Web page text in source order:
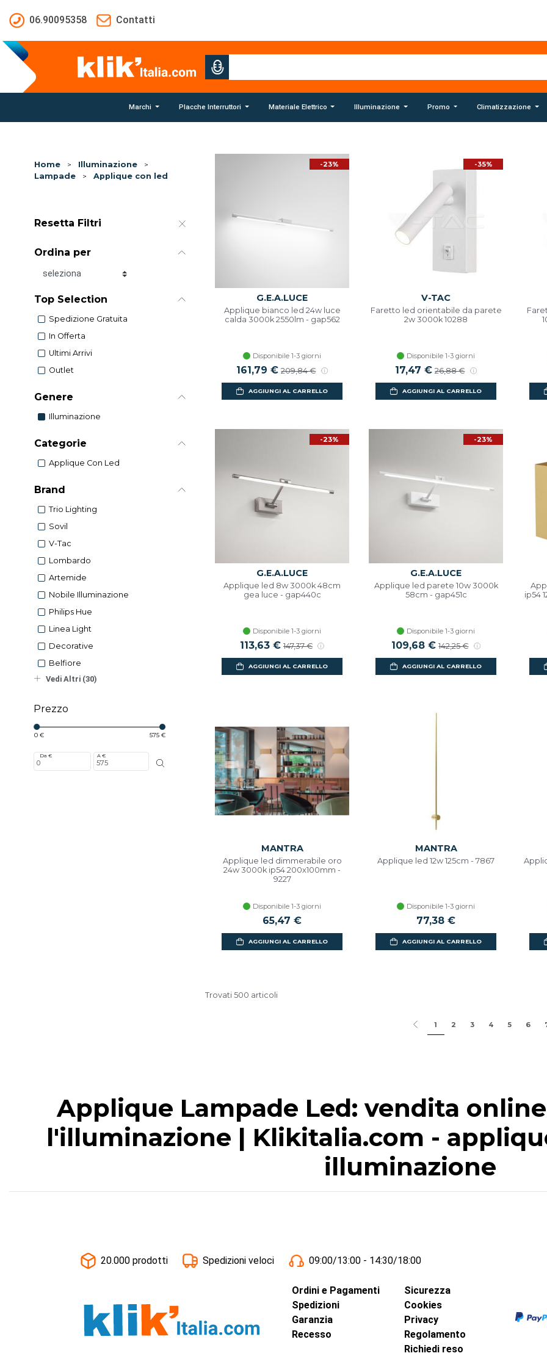
06.90095358
Contatti
Marchi Placche Interruttori Materiale Elettrico Illuminazione Promo Climatizzazione
Home > Illuminazione
>
Lampade
> Applique con led
Resetta Filtri
Ordina per
Ordina per
Top Selection
Spedizione Gratuita
In Offerta
Ultimi Arrivi
Outlet
Genere
Illuminazione
Categorie
Applique Con Led
Brand
Trio Lighting
Sovil
V-Tac
Lombardo
Artemide
Nobile Illuminazione
Philips Hue
Linea Light
Decorative
Belfiore
Vedi Altri (30)
Prezzo
0 € 575 €
Da € A €
-23%
G.E.A.LUCE
Applique bianco led 24w luce
calda 3000k 2550lm - gap562
Disponibile 1-3 giorni
Prezzo scontato
161,79 € Prezzo di listino
209,84 €
AGGIUNGI AL CARRELLO
-35%
V-TAC
Faretto led orientabile da parete
2w 3000k 10288
Disponibile 1-3 giorni
Prezzo scontato
17,47 € Prezzo di listino
26,88 €
AGGIUNGI AL CARRELLO
-23%
G.E.A.LUCE
Applique led 8w 3000k 48cm
gea luce - gap440c
Disponibile 1-3 giorni
Prezzo scontato
113,63 € Prezzo di listino
147,37 €
AGGIUNGI AL CARRELLO
-23%
G.E.A.LUCE
Applique led parete 10w 3000k
58cm - gap451c
Disponibile 1-3 giorni
Prezzo scontato
109,68 € Prezzo di listino
142,25 €
AGGIUNGI AL CARRELLO
ip54
MANTRA
Applique led dimmerabile oro
24w 3000k ip54 200x100mm -
9227
Disponibile 1-3 giorni
65,47 €
AGGIUNGI AL CARRELLO
MANTRA
Applique led 12w 125cm - 7867
Disponibile 1-3 giorni
77,38 €
AGGIUNGI AL CARRELLO
Trovati 500 articoli
1 2 3 4 5 6
Applique Lampade Led: vendita
l'illuminazione | Klikitalia.com -
illuminazione
20.000 prodotti Spedizioni veloci 09:00/13:00 - 14:30/18:00
Ordini e Pagamenti
Spedizioni
Garanzia
Recesso
Sicurezza
Cookies
Privacy
Regolamento
Richiedi reso